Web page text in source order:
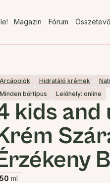
Magazin Fórum
Arcápolók Hidratáló krémek
Minden bőrtípus
Lelőhely: online
kids and
50 ml